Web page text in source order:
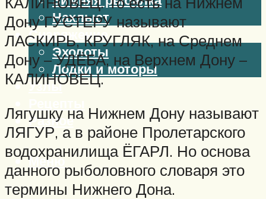
Нахлыст
Снаряжение
Эхолоты
Лодки и моторы
Узлы
Разное
Меню
Дону ГУСТЕРУ называют
ЛАСКИРЬ, КРУГЛЯК, на Среднем
Дону – УДЁБА, на Верхнем Дону –
КАЛИНОВЕЦ.
Лягушку на Нижнем Дону называют
ЛЯГУР, а в районе Пролетарского
водохранилища ЁГАРЛ. Но основа
данного рыболовного словаря это
термины Нижнего Дона.